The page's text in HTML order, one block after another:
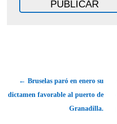
← Bruselas paró en enero su
dictamen favorable al puerto de
Granadilla.